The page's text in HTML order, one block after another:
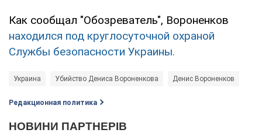
Как сообщал "Обозреватель", Вороненков
находился под круглосуточной охраной
Службы безопасности Украины.
Украина Убийство Дениса Вороненкова Денис Вороненков
Редакционная политика